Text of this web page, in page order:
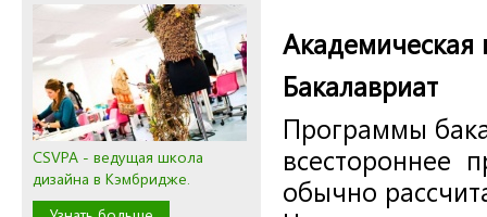
CSVPA - ведущая школа
дизайна в Кэмбридже.
Академическая
Бакалавриат
Программы
всестороннее
обычно